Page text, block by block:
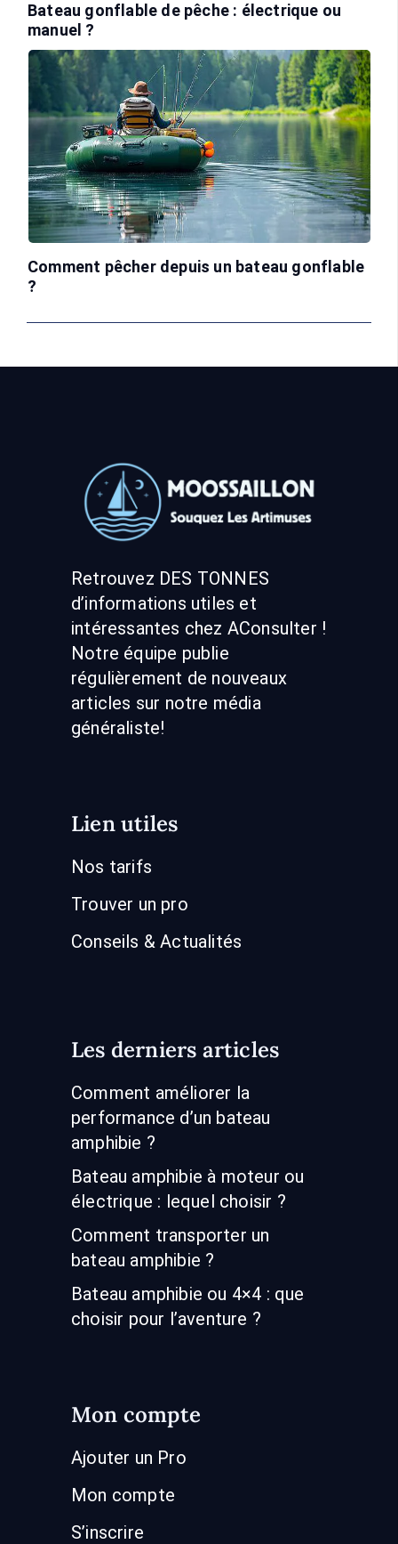
Bateau gonflable de pêche : électrique ou
manuel ?
Comment pêcher depuis un bateau gonflable
?
Retrouvez DES TONNES
d’informations utiles et
intéressantes chez AConsulter !
Notre équipe publie
régulièrement de nouveaux
articles sur notre média
généraliste!
Lien utiles
Nos tarifs
Trouver un pro
Conseils & Actualités
Les derniers articles
Comment améliorer la
performance d’un bateau
amphibie ?
Bateau amphibie à moteur ou
électrique : lequel choisir ?
Comment transporter un
bateau amphibie ?
Bateau amphibie ou 4×4 : que
choisir pour l’aventure ?
Mon compte
Ajouter un Pro
Mon compte
S’inscrire